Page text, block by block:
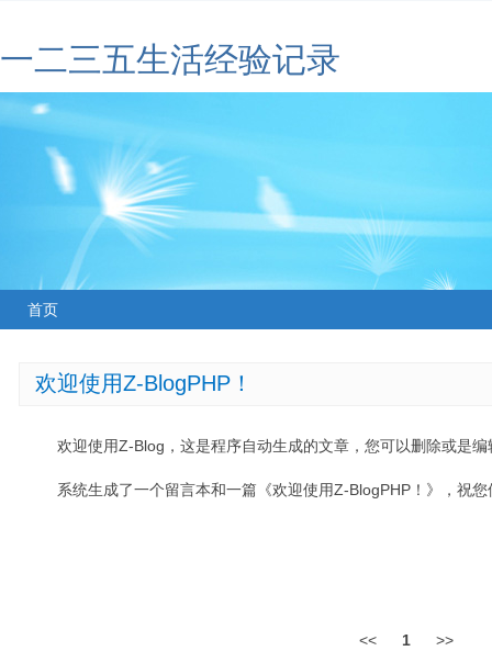
一二三五生活经验记录
首页
欢迎使用Z-BlogPHP！
欢迎使用Z-Blog，这是程序自动生成的文章，您可以删除或是编
系统生成了一个留言本和一篇《欢迎使用Z-BlogPHP！》，祝
<< 1 >>